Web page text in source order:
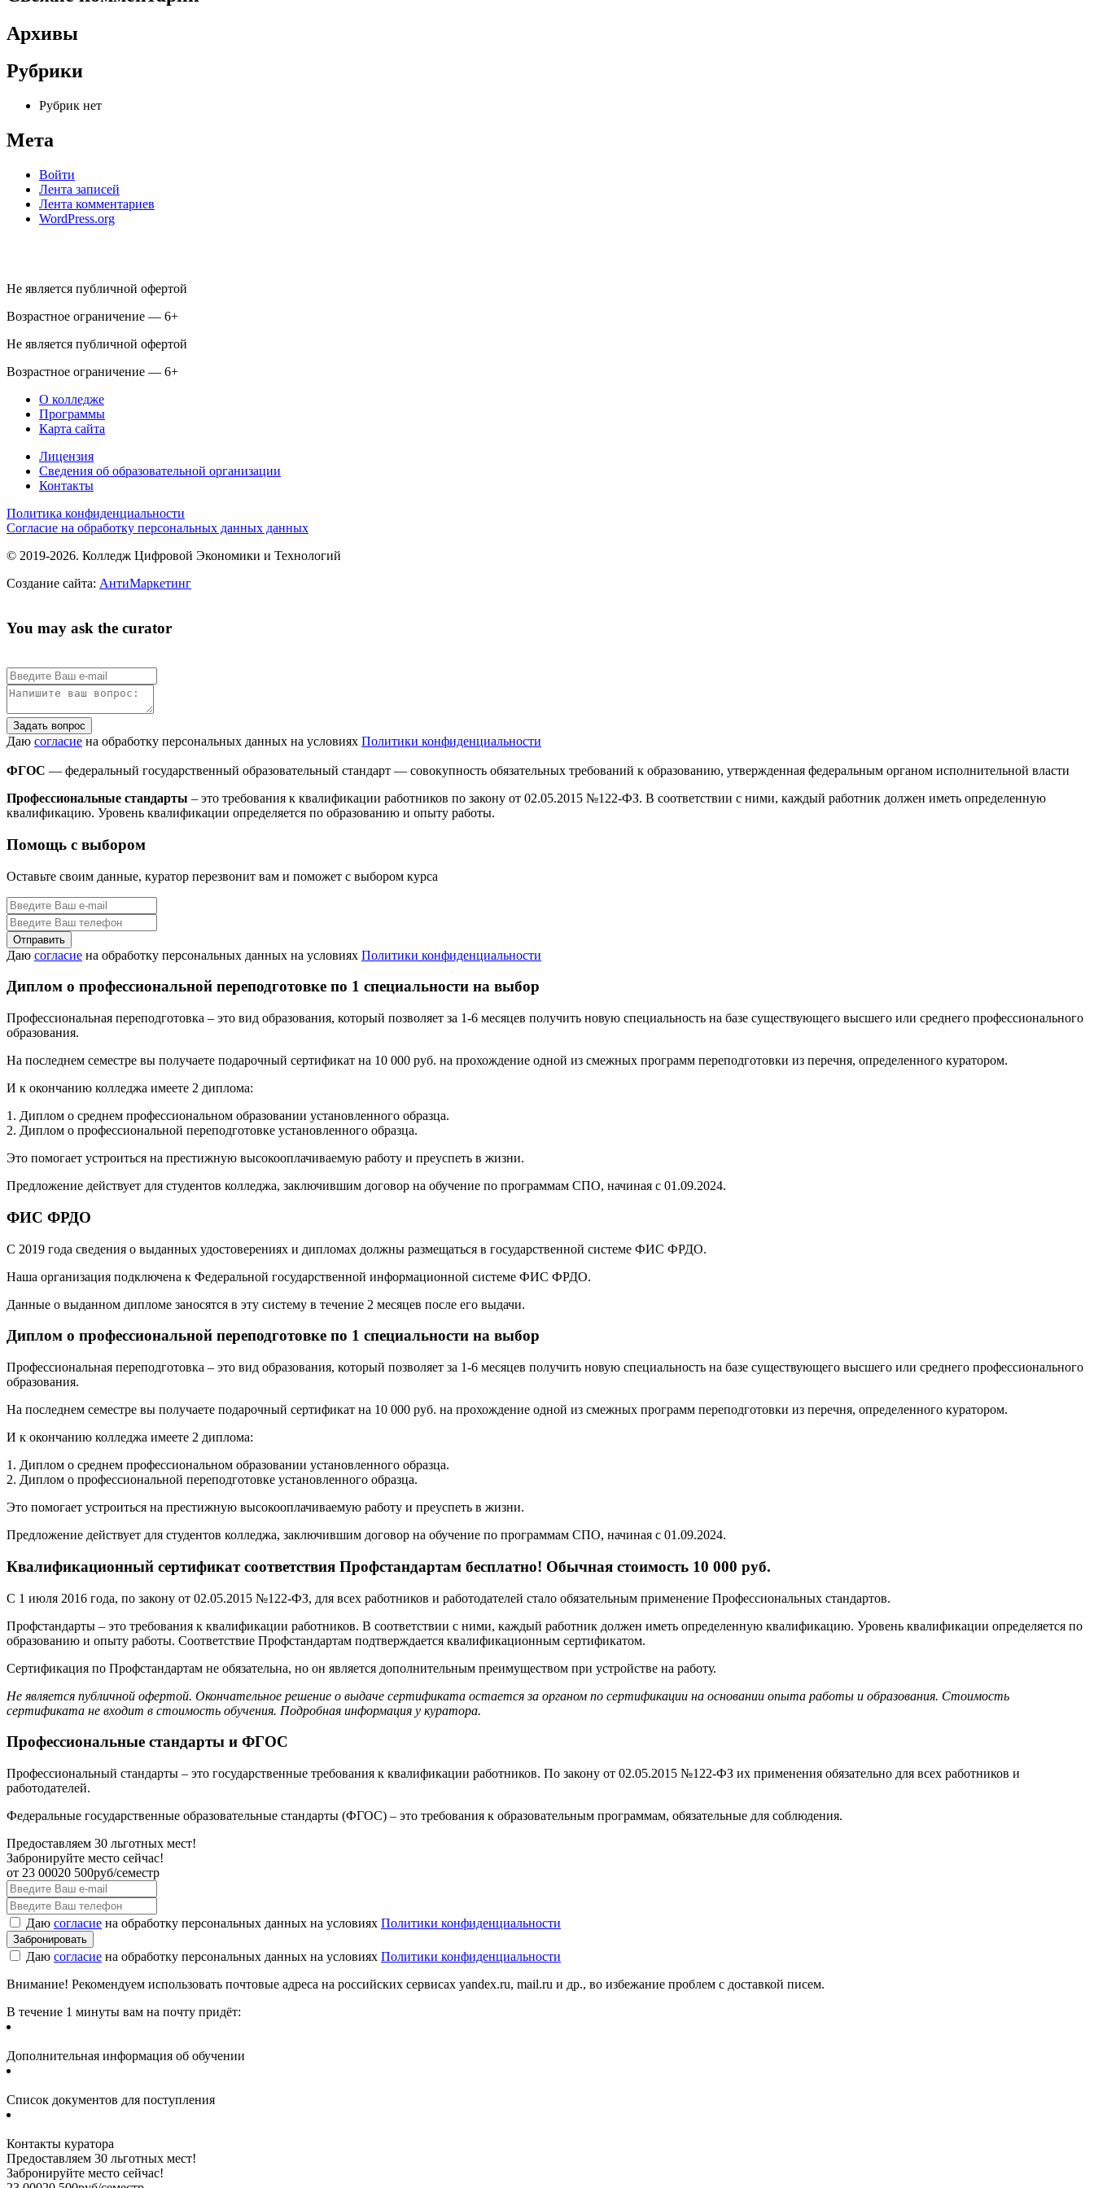
Архивы
Рубрики
Рубрик нет
Мета
Войти
Лента записей
Лента комментариев
WordPress.org
Не является публичной офертой
Возрастное ограничение — 6+
Не является публичной офертой
Возрастное ограничение — 6+
О колледже
Программы
Карта сайта
Лицензия
Сведения об образовательной организации
Контакты
Политика конфиденциальности
Согласие на обработку персональных данных данных
© 2019-2026. Колледж Цифровой Экономики и Технологий
Создание сайта: АнтиМаркетинг
You may ask the curator
Задать вопрос
Даю согласие на обработку персональных данных на условиях Политики конфиденциальности
ФГОС — федеральный государственный образовательный стандарт — совокупность обязательных требований к образованию, утвержденная федеральным органом исполнительной власти
Профессиональные стандарты – это требования к квалификации работников по закону от 02.05.2015 №122-ФЗ. В соответствии с ними, каждый работник должен иметь определенную
квалификацию. Уровень квалификации определяется по образованию и опыту работы.
Помощь с выбором
Оставьте своим данные, куратор перезвонит вам и поможет с выбором курса
Даю согласие на обработку персональных данных на условиях Политики конфиденциальности
Диплом о профессиональной переподготовке по 1 специальности на выбор
Профессиональная переподготовка – это вид образования, который позволяет за 1-6 месяцев получить новую специальность на базе существующего высшего или среднего профессионального
образования.
На последнем семестре вы получаете подарочный сертификат на 10 000 руб. на прохождение одной из смежных программ переподготовки из перечня, определенного куратором.
И к окончанию колледжа имеете 2 диплома:
1. Диплом о среднем профессиональном образовании установленного образца.
2. Диплом о профессиональной переподготовке установленного образца.
Это помогает устроиться на престижную высокооплачиваемую работу и преуспеть в жизни.
Предложение действует для студентов колледжа, заключившим договор на обучение по программам СПО, начиная с 01.09.2024.
ФИС ФРДО
С 2019 года сведения о выданных удостоверениях и дипломах должны размещаться в государственной системе ФИС ФРДО.
Наша организация подключена к Федеральной государственной информационной системе ФИС ФРДО.
Данные о выданном дипломе заносятся в эту систему в течение 2 месяцев после его выдачи.
Диплом о профессиональной переподготовке по 1 специальности на выбор
Профессиональная переподготовка – это вид образования, который позволяет за 1-6 месяцев получить новую специальность на базе существующего высшего или среднего профессионального
образования.
На последнем семестре вы получаете подарочный сертификат на 10 000 руб. на прохождение одной из смежных программ переподготовки из перечня, определенного куратором.
И к окончанию колледжа имеете 2 диплома:
1. Диплом о среднем профессиональном образовании установленного образца.
2. Диплом о профессиональной переподготовке установленного образца.
Это помогает устроиться на престижную высокооплачиваемую работу и преуспеть в жизни.
Предложение действует для студентов колледжа, заключившим договор на обучение по программам СПО, начиная с 01.09.2024.
Квалификационный сертификат соответствия Профстандартам бесплатно! Обычная стоимость 10 000 руб.
С 1 июля 2016 года, по закону от 02.05.2015 №122-ФЗ, для всех работников и работодателей стало обязательным применение Профессиональных стандартов.
Профстандарты – это требования к квалификации работников. В соответствии с ними, каждый работник должен иметь определенную квалификацию. Уровень квалификации определяется по
образованию и опыту работы. Соответствие Профстандартам подтверждается квалификационным сертификатом.
Сертификация по Профстандартам не обязательна, но он является дополнительным преимуществом при устройстве на работу.
Не является публичной офертой. Окончательное решение о выдаче сертификата остается за органом по сертификации на основании опыта работы и образования. Стоимость
сертификата не входит в стоимость обучения. Подробная информация у куратора.
Профессиональные стандарты и ФГОС
Профессиональный стандарты – это государственные требования к квалификации работников. По закону от 02.05.2015 №122-ФЗ их применения обязательно для всех работников и
работодателей.
Федеральные государственные образовательные стандарты (ФГОС) – это требования к образовательным программам, обязательные для соблюдения.
Предоставляем 30 льготных мест!
Забронируйте место сейчас!
от 23 00020 500руб/семестр
Даю согласие на обработку персональных данных на условиях Политики конфиденциальности
Даю согласие на обработку персональных данных на условиях Политики конфиденциальности
Внимание! Рекомендуем использовать почтовые адреса на российских сервисах yandex.ru, mail.ru и др., во избежание проблем с доставкой писем.
В течение 1 минуты вам на почту придёт:
Дополнительная информация об обучении
Список документов для поступления
Контакты куратора
Предоставляем 30 льготных мест!
Забронируйте место сейчас!